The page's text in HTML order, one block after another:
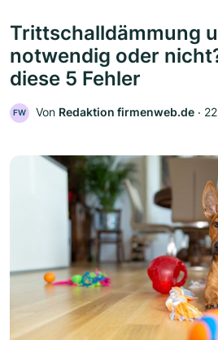
Trittschalldämmung
notwendig oder
diese 5 Fehler
FW Von Redaktion firmenweb.de ‧